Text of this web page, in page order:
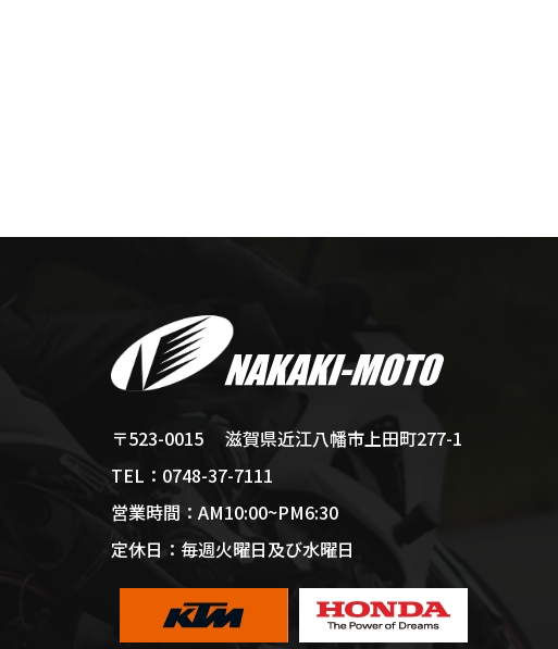
〒523-0015 滋賀県近江八幡市上田町277-1
TEL： 0748-37-7111
営業時間：AM10:00~PM6:30
定休日： 毎週火曜日及び水曜日